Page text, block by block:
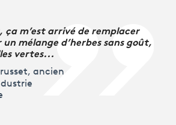
ça m’est arrivé de remplacer
mélange d’herbes sans goût,
vertes...
ancien